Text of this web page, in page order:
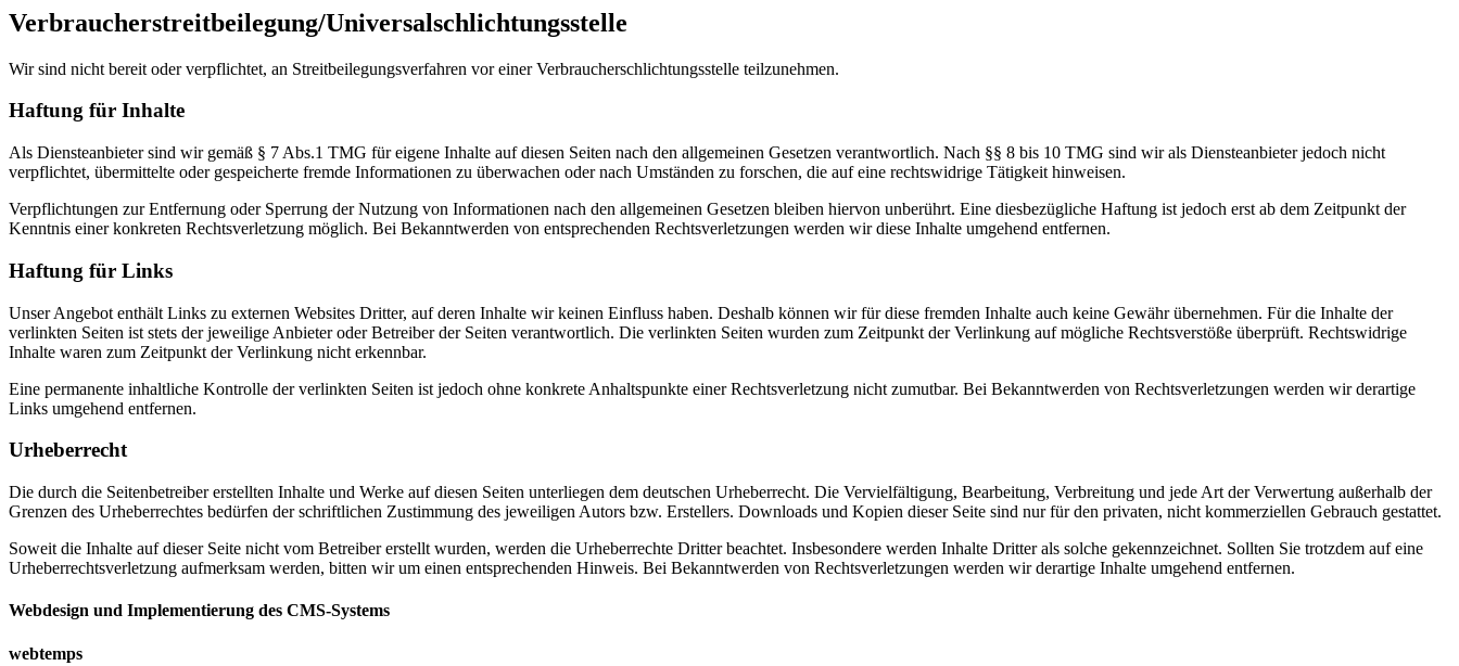
Verbraucher­streit­beilegung/Universal­schlichtungs­stelle
Wir sind nicht bereit oder verpflichtet, an Streitbeilegungsverfahren vor einer Verbraucherschlichtungsstelle teilzunehmen.
Haftung für Inhalte
Als Diensteanbieter sind wir gemäß § 7 Abs.1 TMG für eigene Inhalte auf diesen Seiten nach den allgemeinen Gesetzen verantwortlich. Nach §§ 8 bis 10 TMG sind wir als Diensteanbieter jedoch nicht
verpflichtet, übermittelte oder gespeicherte fremde Informationen zu überwachen oder nach Umständen zu forschen, die auf eine rechtswidrige Tätigkeit hinweisen.
Verpflichtungen zur Entfernung oder Sperrung der Nutzung von Informationen nach den allgemeinen Gesetzen bleiben hiervon unberührt. Eine diesbezügliche Haftung ist jedoch erst ab dem Zeitpunkt der
Kenntnis einer konkreten Rechtsverletzung möglich. Bei Bekanntwerden von entsprechenden Rechtsverletzungen werden wir diese Inhalte umgehend entfernen.
Haftung für Links
Unser Angebot enthält Links zu externen Websites Dritter, auf deren Inhalte wir keinen Einfluss haben. Deshalb können wir für diese fremden Inhalte auch keine Gewähr übernehmen. Für die Inhalte der
verlinkten Seiten ist stets der jeweilige Anbieter oder Betreiber der Seiten verantwortlich. Die verlinkten Seiten wurden zum Zeitpunkt der Verlinkung auf mögliche Rechtsverstöße überprüft. Rechtswidrige
Inhalte waren zum Zeitpunkt der Verlinkung nicht erkennbar.
Eine permanente inhaltliche Kontrolle der verlinkten Seiten ist jedoch ohne konkrete Anhaltspunkte einer Rechtsverletzung nicht zumutbar. Bei Bekanntwerden von Rechtsverletzungen werden wir derartige
Links umgehend entfernen.
Urheberrecht
Die durch die Seitenbetreiber erstellten Inhalte und Werke auf diesen Seiten unterliegen dem deutschen Urheberrecht. Die Vervielfältigung, Bearbeitung, Verbreitung und jede Art der Verwertung außerhalb der
Grenzen des Urheberrechtes bedürfen der schriftlichen Zustimmung des jeweiligen Autors bzw. Erstellers. Downloads und Kopien dieser Seite sind nur für den privaten, nicht kommerziellen Gebrauch gestattet.
Soweit die Inhalte auf dieser Seite nicht vom Betreiber erstellt wurden, werden die Urheberrechte Dritter beachtet. Insbesondere werden Inhalte Dritter als solche gekennzeichnet. Sollten Sie trotzdem auf eine
Urheberrechtsverletzung aufmerksam werden, bitten wir um einen entsprechenden Hinweis. Bei Bekanntwerden von Rechtsverletzungen werden wir derartige Inhalte umgehend entfernen.
Webdesign und Implementierung des CMS-Systems
webtemps